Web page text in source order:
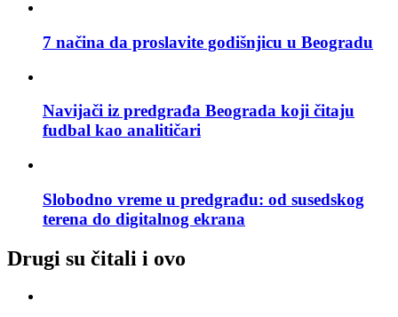
7 načina da proslavite godišnjicu u Beogradu
Navijači iz predgrađa Beograda koji čitaju
fudbal kao analitičari
Slobodno vreme u predgrađu: od susedskog
terena do digitalnog ekrana
Drugi su čitali i ovo